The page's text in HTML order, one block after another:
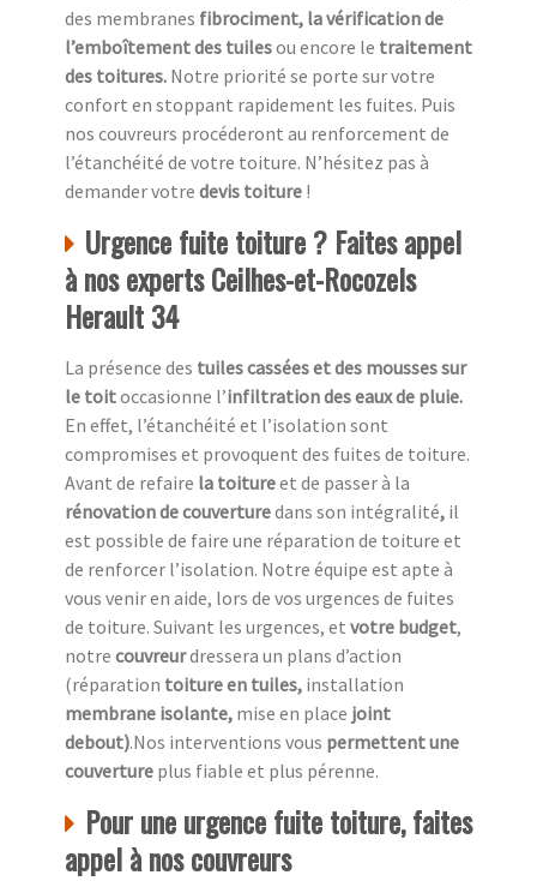
des membranes fibrociment, la vérification de
l’emboîtement des tuilesou encore le traitement
des toitures. Notre priorité se porte sur votre
confort en stoppant rapidement les fuites. Puis
nos couvreurs procéderont au renforcement de
l’étanchéité de votre toiture. N’hésitez pas à
demander votre devis toiture !
Urgence fuite toiture ? Faites appel
à nos experts Ceilhes-et-Rocozels
Herault 34
La présence des tuiles cassées et des mousses sur
le toitoccasionne l’infiltration des eaux de pluie.
En effet, l’étanchéité et l’isolation sont
compromises et provoquent des fuites de toiture.
Avant de refaire la toitureet de passer à la
rénovation de couverturedans son intégralité, il
est possible de faire une réparation de toiture et
de renforcer l’isolation. Notre équipe est apte à
vous venir en aide, lors de vos urgences de fuites
de toiture. Suivant les urgences, et votre budget,
notre couvreurdressera un plans d’action
(réparation toiture en tuiles, installation
membrane isolante, mise en place joint
debout).Nos interventions vous permettent une
couverture plus fiable et plus pérenne.
Pour une urgence fuite toiture, faites
appel à nos couvreurs